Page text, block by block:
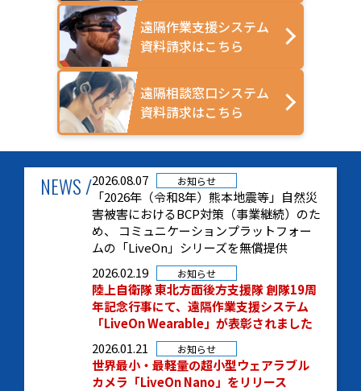
遠隔作業支援システム
資料請求はこちら
遠隔相談窓口システム
資料請求はこちら
NEWS /2026.08.07 お知らせ
「2026年（令和8年）熊本地震等」自然災
害被害におけるBCP対策（事業継続）のた
め、 コミュニケーションプラットフォー
ムの「LiveOn」シリーズを無償提供
2026.02.19
お知らせ
陸上自衛隊 東北方面後方支援隊 創隊19周
年記念行事にて、遠隔作業支援システム
「LiveOn Wearable」が表彰されました
2026.01.21
お知らせ
世界最小・最軽量の超小型ウェアラブル
カメラ「LiveOn Nano」をリリース